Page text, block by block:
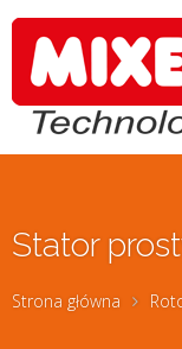
Stator
Strona główna